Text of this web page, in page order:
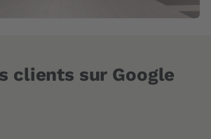
clients sur Google